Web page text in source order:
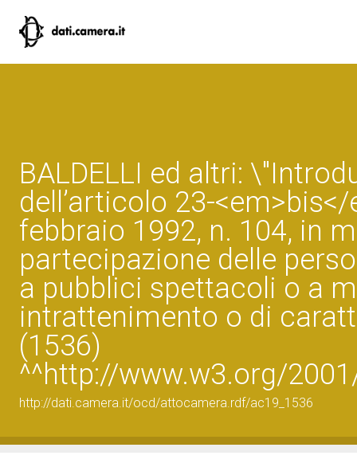
BALDELLI ed altri:
dell’articolo 23-
febbraio 1992, n. 104, in
partecipazione delle
a pubblici spettacoli o a
intrattenimento o di
(1536)
^^http://www.w3.org/
http://dati.camera.it/ocd/attocamera.rdf/ac19_1536